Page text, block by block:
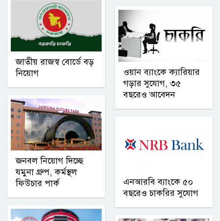
জাতীয় রাজস্ব বোর্ডে বড়
নিয়োগ
জনবল নিয়োগ দিচ্ছে
যমুনা গ্রুপ, কর্মস্থল
ফিউচার পার্ক
ওয়ান ব্যাংকে ক্যারিয়ার
গড়ার সুযোগ, ৩৫
বছরেও আবেদন
এনআরবি ব্যাংকে ৫০
বছরেও চাকরির সুযোগ